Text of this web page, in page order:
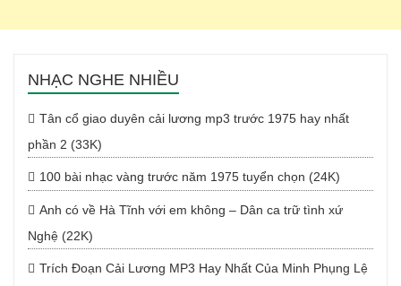
NHẠC NGHE NHIỀU
Tân cổ giao duyên cải lương mp3 trước 1975 hay nhất
phần 2 (33K)
100 bài nhạc vàng trước năm 1975 tuyển chọn (24K)
Anh có về Hà Tĩnh với em không – Dân ca trữ tình xứ
Nghệ (22K)
Trích Đoạn Cải Lương MP3 Hay Nhất Của Minh Phụng Lệ